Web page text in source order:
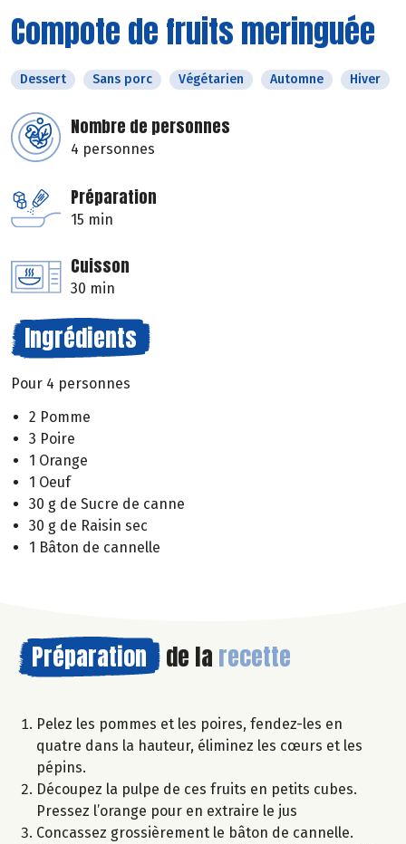
Compote de fruits meringuée
Dessert Sans porc Végétarien Automne Hiver
Nombre de personnes
4 personnes
Préparation
15 min
Cuisson
30 min
Ingrédients
Pour 4 personnes
2 Pomme
3 Poire
1 Orange
1 Oeuf
30 g de Sucre de canne
30 g de Raisin sec
1 Bâton de cannelle
Préparation de la recette
Pelez les pommes et les poires, fendez-les en
quatre dans la hauteur, éliminez les cœurs et les
pépins.
Découpez la pulpe de ces fruits en petits cubes.
Pressez l’orange pour en extraire le jus
Concassez grossièrement le bâton de cannelle.